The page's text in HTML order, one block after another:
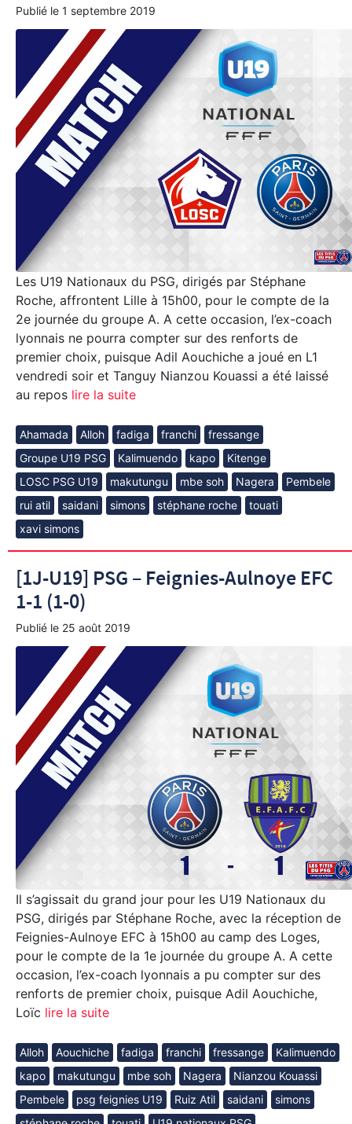
Publié le 1 septembre 2019
Les U19 Nationaux du PSG, dirigés par Stéphane
Roche, affrontent Lille à 15h00, pour le compte de la
2e journée du groupe A. A cette occasion, l’ex-coach
lyonnais ne pourra compter sur des renforts de
premier choix, puisque Adil Aouchiche a joué en L1
vendredi soir et Tanguy Nianzou Kouassi a été laissé
au repos lire la suite
Ahamada Alloh fadiga franchi
fressange
Groupe U19 PSG
Kalimuendo kapo
Kitenge
LOSC PSG U19
makutungu mbe soh Nagera
Pembele
rui atil
saidani simons stéphane roche
touati
xavi simons
[1J-U19] PSG – Feignies-Aulnoye EFC
1-1 (1-0)
Publié le 25 août 2019
Il s’agissait du grand jour pour les U19 Nationaux du
PSG, dirigés par Stéphane Roche, avec la réception de
Feignies-Aulnoye EFC à 15h00 au camp des Loges,
pour le compte de la 1e journée du groupe A. A cette
occasion, l’ex-coach lyonnais a pu compter sur des
renforts de premier choix, puisque Adil Aouchiche,
Loïc lire la suite
Alloh Aouchiche fadiga franchi fressange
Kalimuendo
kapo
makutungu mbe soh Nagera
Nianzou Kouassi
Pembele
psg feignies U19 Ruiz Atil saidani
simons